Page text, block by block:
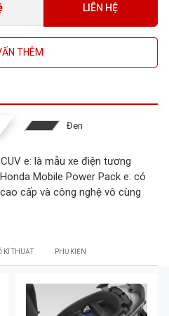
LIÊN HỆ
THÊM
Đen
e: là mẫu xe điện tương
Mobile Power Pack e: có
cấp và công nghệ vô cùng
KĨ THUẬT PHỤ KIỆN